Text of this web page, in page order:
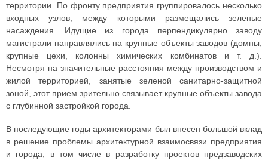
территории. По фронту предприятия группировалось несколько
входных узлов, между которыми размещались зеленые
насаждения. Идущие из города перпендикулярно заводу
магистрали направлялись на крупные объекты заводов (домны,
крупные цехи, колонны химических комбинатов и т. д.).
Несмотря на значительные расстояния между производством и
жилой территорией, занятые зеленой санитарно-защитной
зоной, этот прием зрительно связывает крупные объекты завода
с глубинной застройкой города.
В последующие годы архитекторами был внесен большой вклад
в решение проблемы архитектурной взаимосвязи предприятия
и города, в том числе в разработку проектов предзаводских